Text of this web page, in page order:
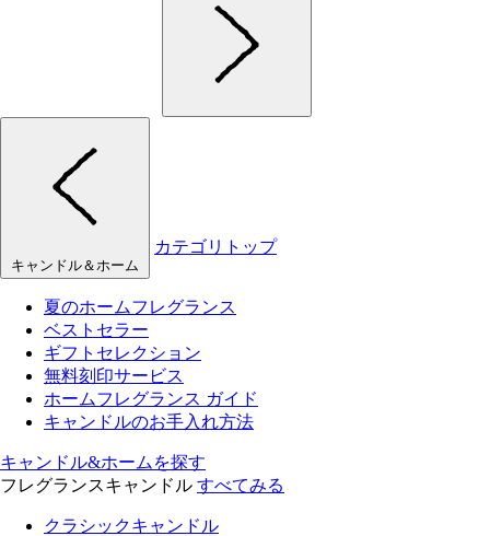
キャンドル＆ホーム
カテゴリトップ
夏のホームフレグランス
ベストセラー
ギフトセレクション
無料刻印サービス
ホームフレグランス ガイド
キャンドルのお手入れ方法
キャンドル&ホームを探す
フレグランスキャンドル すべてみる
クラシックキャンドル